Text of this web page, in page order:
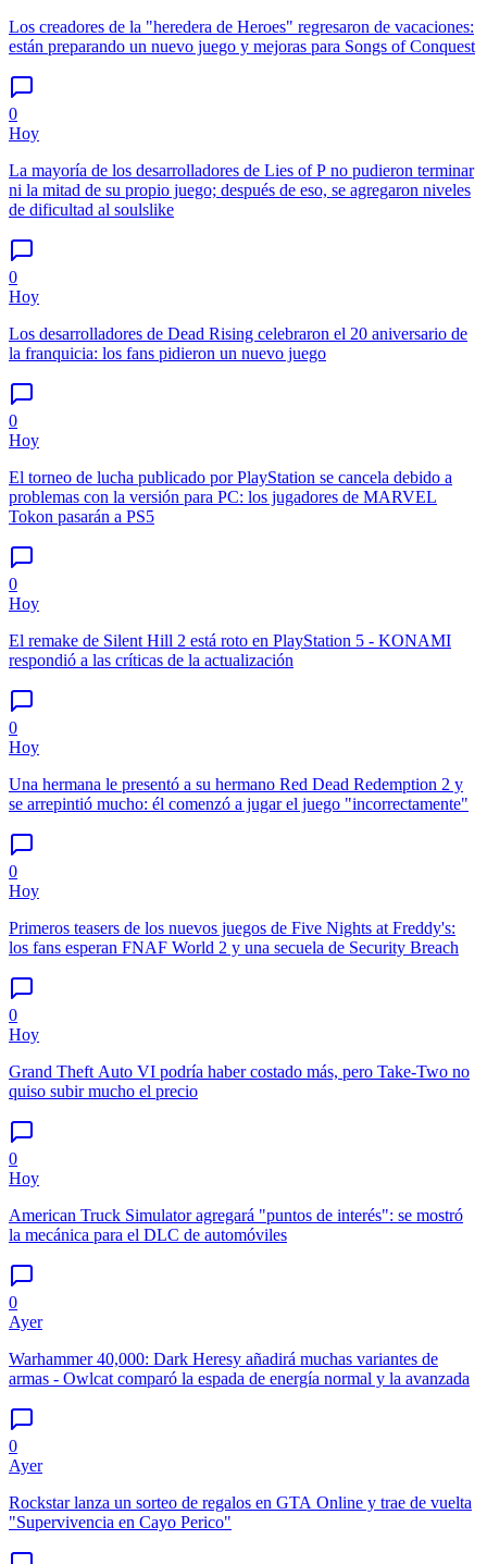
Los creadores de la "heredera de Heroes" regresaron de vacaciones:
están preparando un nuevo juego y mejoras para Songs of Conquest
0
Hoy
La mayoría de los desarrolladores de Lies of P no pudieron terminar
ni la mitad de su propio juego; después de eso, se agregaron niveles
de dificultad al soulslike
0
Hoy
Los desarrolladores de Dead Rising celebraron el 20 aniversario de
la franquicia: los fans pidieron un nuevo juego
0
Hoy
El torneo de lucha publicado por PlayStation se cancela debido a
problemas con la versión para PC: los jugadores de MARVEL
Tokon pasarán a PS5
0
Hoy
El remake de Silent Hill 2 está roto en PlayStation 5 - KONAMI
respondió a las críticas de la actualización
0
Hoy
Una hermana le presentó a su hermano Red Dead Redemption 2 y
se arrepintió mucho: él comenzó a jugar el juego "incorrectamente"
0
Hoy
Primeros teasers de los nuevos juegos de Five Nights at Freddy's:
los fans esperan FNAF World 2 y una secuela de Security Breach
0
Hoy
Grand Theft Auto VI podría haber costado más, pero Take-Two no
quiso subir mucho el precio
0
Hoy
American Truck Simulator agregará "puntos de interés": se mostró
la mecánica para el DLC de automóviles
0
Ayer
Warhammer 40,000: Dark Heresy añadirá muchas variantes de
armas - Owlcat comparó la espada de energía normal y la avanzada
0
Ayer
Rockstar lanza un sorteo de regalos en GTA Online y trae de vuelta
"Supervivencia en Cayo Perico"